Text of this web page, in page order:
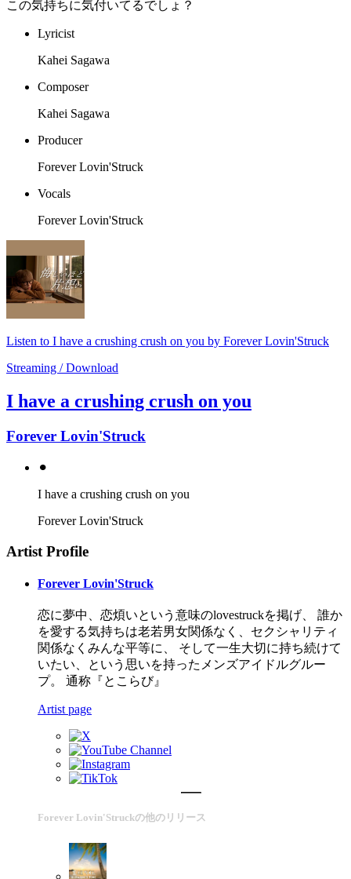
この気持ちに気付いてるでしょ？
Lyricist
Kahei Sagawa
Composer
Kahei Sagawa
Producer
Forever Lovin'Struck
Vocals
Forever Lovin'Struck
Listen to I have a crushing crush on you by Forever Lovin'Struck
Streaming / Download
I have a crushing crush on you
Forever Lovin'Struck
⚫︎
I have a crushing crush on you
Forever Lovin'Struck
Artist Profile
Forever Lovin'Struck
恋に夢中、恋煩いという意味のlovestruckを掲げ、 誰か
を愛する気持ちは老若男女関係なく、セクシャリティ
関係なくみんな平等に、 そして一生大切に持ち続けて
いたい、という思いを持ったメンズアイドルグルー
プ。 通称『とこらび』
Artist page
Forever Lovin'Struckの他のリリース